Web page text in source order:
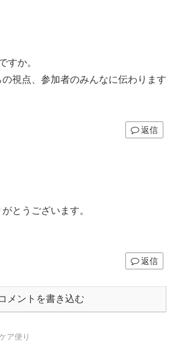
すか。
視点、参加者のみんなに伝わります
返信
とうございます。
返信
メントを書き込む
ア便り